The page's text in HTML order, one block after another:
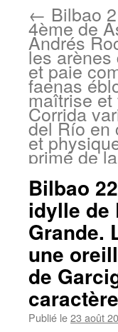
← Bilbao
4ème de
Andrés
les arènes
et paie
faenas
maîtrise
Corrida
del Río en
et
primé de
Bilbao
idylle de
Grande.
une
de
Publié le23 août